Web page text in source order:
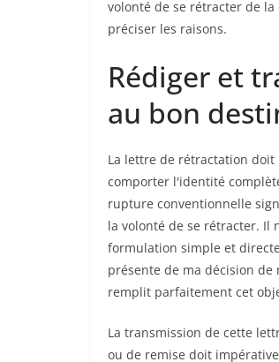
volonté de se rétracter de
préciser les raisons.
Rédiger et
au bon
La lettre de rétractation
comporter l'identité
rupture conventionnelle
la volonté de se rétracter. Il
formulation simple et
présente de ma décision
remplit parfaitement cet
La transmission de cette
ou de remise doit